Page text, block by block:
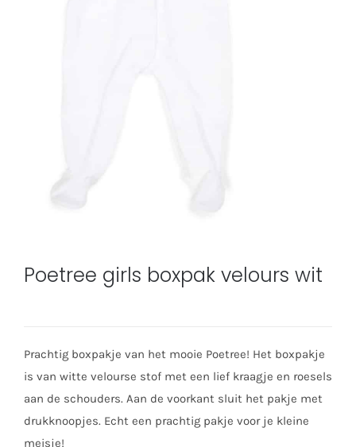
Poetree girls boxpak velours wit
Prachtig boxpakje van het mooie Poetree! Het boxpakje
is van witte velourse stof met een lief kraagje en roesels
aan de schouders. Aan de voorkant sluit het pakje met
drukknoopjes. Echt een prachtig pakje voor je kleine
meisje!